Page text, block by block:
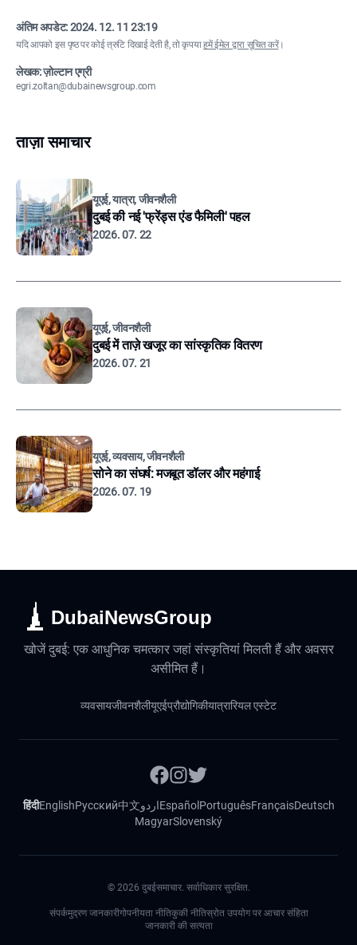
अंतिम अपडेट:2024. 12. 11 23:19
यदि आपको इस पृष्ठ पर कोई त्रुटि दिखाई देती है, तो कृपयाहमें ईमेल द्वारा सूचित करें।
लेखक: ज़ोल्टान एग्री
egri.zoltan@dubainewsgroup.com
ताज़ा समाचार
यूएई, यात्रा, जीवनशैली
दुबई की नई 'फ्रेंड्स एंड फैमिली' पहल
2026. 07. 22
यूएई, जीवनशैली
दुबई में ताज़े खजूर का सांस्कृतिक वितरण
2026. 07. 21
यूएई, व्यवसाय, जीवनशैली
सोने का संघर्ष: मजबूत डॉलर और महंगाई
2026. 07. 19
DubaiNewsGroup
खोजें दुबई: एक आधुनिक चमत्कार जहां संस्कृतियां मिलती हैं और अवसर
असीमित हैं।
व्यवसायजीवनशैलीयूएईप्रौद्योगिकीयात्रारियल एस्टेट
हिंदीEnglishРусский中文اردوEspañol PortuguêsFrançaisDeutsch
MagyarSlovenský
© 2026 दुबईसमाचार. सर्वाधिकार सुरक्षित.
संपर्कमुद्रण जानकारीगोपनीयता नीतिकुकी नीतिस्रोत उपयोग पर आचार संहिता
जानकारी की सत्यता